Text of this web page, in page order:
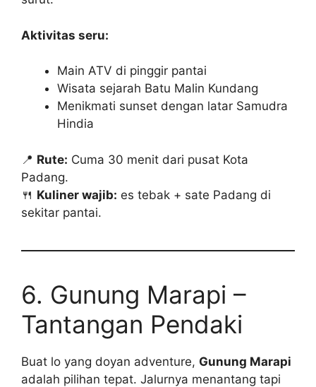
Aktivitas seru:
Main ATV di pinggir pantai
Wisata sejarah Batu Malin Kundang
Menikmati sunset dengan latar Samudra
Hindia
📍 Rute: Cuma 30 menit dari pusat Kota
Padang.
🍴 Kuliner wajib: es tebak + sate Padang di
sekitar pantai.
6. Gunung Marapi –
Tantangan Pendaki
Buat lo yang doyan adventure, Gunung Marapi
adalah pilihan tepat. Jalurnya menantang tapi